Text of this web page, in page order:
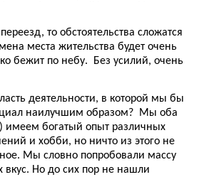
то обстоятельства сложатся
места жительства будет очень
бежит по небу. Без усилий, очень
деятельности, в которой мы бы
наилучшим образом? Мы оба
имеем богатый опыт различных
и хобби, но ничто из этого не
Мы словно попробовали массу
вкус. Но до сих пор не нашли